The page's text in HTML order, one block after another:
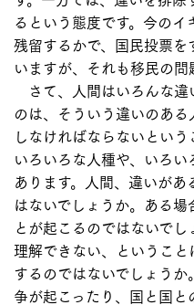
るという態度です。今のイ
残留するかで、国民投票
いますが、それも移民の問
さて、人間はいろんな違
のは、そういう違いのあ
しなければならないという
いろいろな人種や、いろ
あります。人間、違いが
はないでしょうか。ある
とが起こるのではないで
理解できない、というこ
するのではないでしょう
争が起こったり、国と国